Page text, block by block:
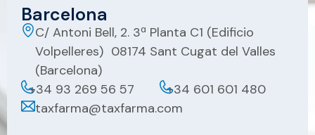
Barcelona
C/ Antoni Bell, 2. 3ª Planta C1 (Edificio
Volpelleres) 08174 Sant Cugat del Valles
(Barcelona)
+34 93 269 56 57
+34 601 601 480
taxfarma@taxfarma.com